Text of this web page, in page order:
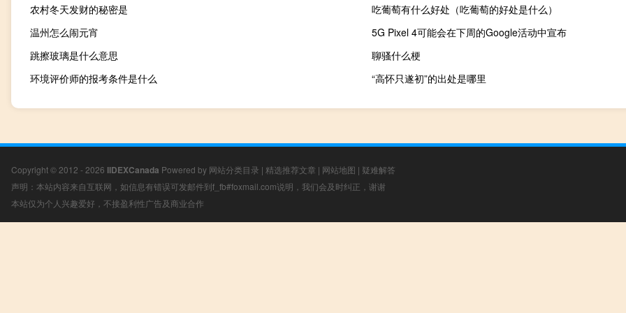
农村冬天发财的秘密是
吃葡萄有什么好处（吃葡萄的好处是什么）
温州怎么闹元宵
5G Pixel 4可能会在下周的Google活动中宣布
跳擦玻璃是什么意思
聊骚什么梗
环境评价师的报考条件是什么
“高怀只遂初”的出处是哪里
Copyright © 2012 - 2026 IIDEXCanada Powered by 网站分类目录 | 精选推荐文章 | 网站地图 | 疑难解答
声明：本站内容来自互联网，如信息有错误可发邮件到f_fb#foxmail.com说明，我们会及时纠正，谢谢
本站仅为个人兴趣爱好，不接盈利性广告及商业合作